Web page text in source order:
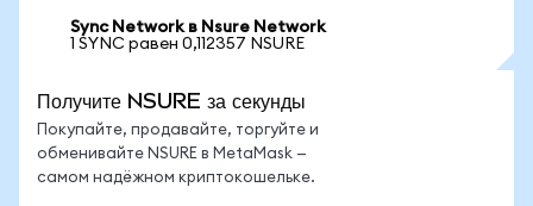
Sync Network в Nsure Network
1 SYNC равен 0,112357 NSURE
Получите NSURE за секунды
Покупайте, продавайте, торгуйте и
обменивайте NSURE в MetaMask —
самом надёжном криптокошельке.